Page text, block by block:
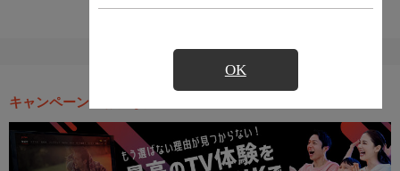
OK
キャンペーン・お得な情報